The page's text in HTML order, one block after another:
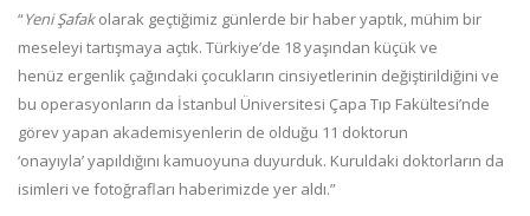
“Yeni Şafakolarak geçtiğimiz günlerde bir haber yaptık, mühim bir
meseleyi tartışmaya açtık. Türkiye’de 18 yaşından küçük ve
henüz ergenlik çağındaki çocukların cinsiyetlerinin değiştirildiğini ve
bu operasyonların da İstanbul Üniversitesi Çapa Tıp Fakültesi’nde
görev yapan akademisyenlerin de olduğu 11 doktorun
‘onayıyla’ yapıldığını kamuoyuna duyurduk. Kuruldaki doktorların da
isimleri ve fotoğrafları haberimizde yer aldı.”